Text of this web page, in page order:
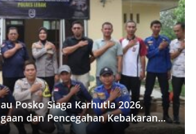
Posko Siaga Karhutla 2026,
dan Pencegahan Kebakaran